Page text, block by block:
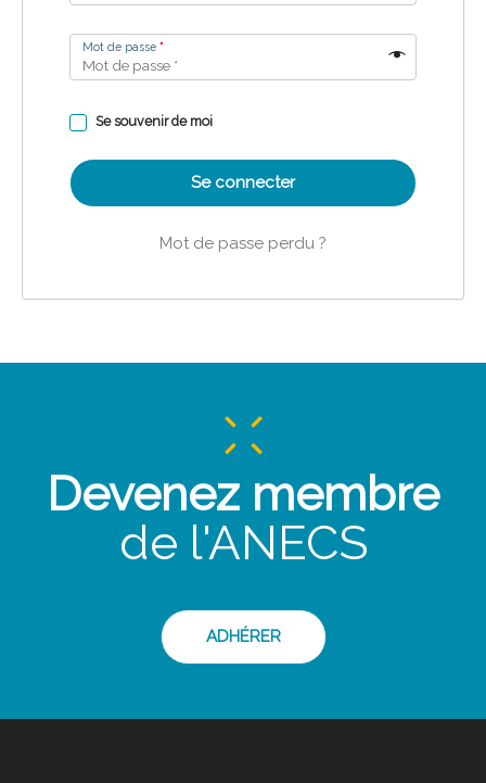
Mot de passe *
Se souvenir de moi
Se connecter
Mot de passe perdu ?
Devenez membre
de l'ANECS
ADHÉRER